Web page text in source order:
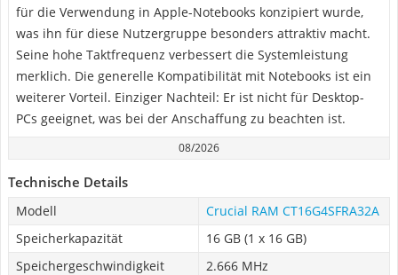
für die Verwendung in Apple-Notebooks konzipiert wurde,
was ihn für diese Nutzergruppe besonders attraktiv macht.
Seine hohe Taktfrequenz verbessert die Systemleistung
merklich. Die generelle Kompatibilität mit Notebooks ist ein
weiterer Vorteil. Einziger Nachteil: Er ist nicht für Desktop-
PCs geeignet, was bei der Anschaffung zu beachten ist.
08/2026
Technische Details
Modell
Crucial RAM CT16G4SFRA32A
Speicherkapazität
16 GB (1 x 16 GB)
Speichergeschwindigkeit
2.666 MHz